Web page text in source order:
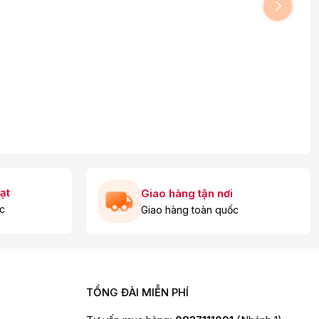
Giao hàng tận nơi
Giao hàng toàn quốc
TỔNG ĐÀI MIỄN PHÍ